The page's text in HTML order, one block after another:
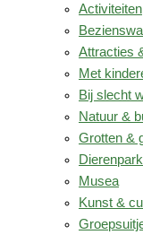
Activiteiten
Attracties
Met
Bij slecht
Natuur &
Grotten &
Musea
Kunst &